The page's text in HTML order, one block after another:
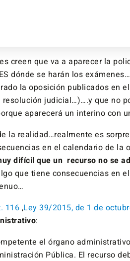
creen que va a aparecer la
dónde se harán los
la oposición publicados en
judicial…)….y que no
aparecerá un interino con
la realidad…realmente es
en el calendario de la
difícil que un recurso no se
que tiene consecuencias en
116 ,Ley 39/2015, de 1 de
:
el órgano
Pública. El recurso